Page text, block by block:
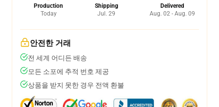
Production
Today
Shipping
Jul. 29
Delivered
Aug. 02 - Aug. 09
안전한 거래
전 세계 어디든 배송
모든 소포에 추적 번호 제공
상품을 받지 못한 경우 전액 환불